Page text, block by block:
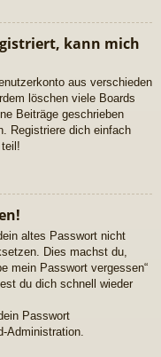
kann mich
aus verschieden
löschen viele Boards
Beiträge geschrieben
Registriere dich einfach
altes Passwort nicht
Dies machst du,
mein Passwort vergessen“
du dich schnell wieder
Passwort
Administration.